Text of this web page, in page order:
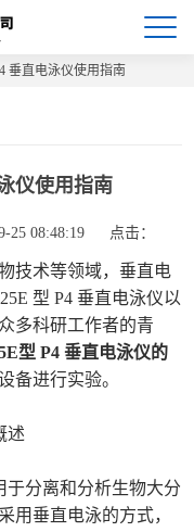
垂直电泳仪使用指南
仪使用指南
25 08:48:19 点击：
技术等领域，垂直电
型 P4 垂直电泳仪以
多科研工作者的青
型 P4 垂直电泳仪的
备进行实验。
述
于分离和分析生物大分
用垂直电泳的方式，